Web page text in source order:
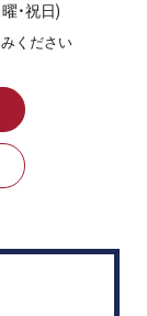
・祝日)
ください